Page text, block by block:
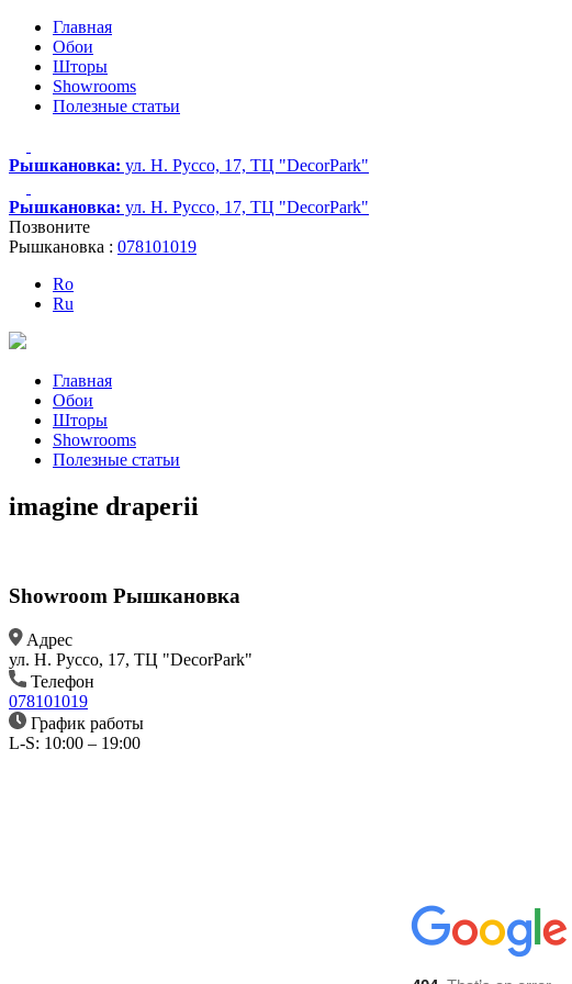
Главная
Обои
Шторы
Showrooms
Полезные статьи
Рышкановка: ул. Н. Руссо, 17, ТЦ "DecorPark"
Рышкановка: ул. Н. Руссо, 17, ТЦ "DecorPark"
Позвоните
Рышкановка : 078101019
Ro
Ru
Главная
Обои
Шторы
Showrooms
Полезные статьи
imagine draperii
Showroom Рышкановка
Aдрес
ул. Н. Руссо, 17, ТЦ "DecorPark"
Телефон
078101019
График работы
L-S: 10:00 – 19:00